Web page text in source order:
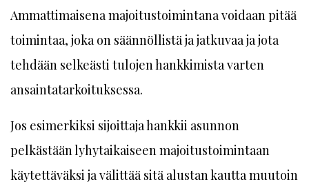
Ammattimaisena majoitustoimintana voidaan pitää
toimintaa, joka on säännöllistä ja jatkuvaa ja jota
tehdään selkeästi tulojen hankkimista varten
ansaintatarkoituksessa.
Jos esimerkiksi sijoittaja hankkii asunnon
pelkästään lyhytaikaiseen majoitustoimintaan
käytettäväksi ja välittää sitä alustan kautta muutoin